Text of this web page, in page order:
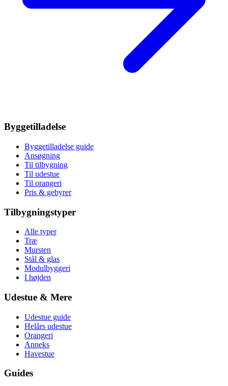
Byggetilladelse
Byggetilladelse guide
Ansøgning
Til tilbygning
Til udestue
Til orangeri
Pris & gebyrer
Tilbygningstyper
Alle typer
Træ
Mursten
Stål & glas
Modulbyggeri
I højden
Udestue & Mere
Udestue guide
Helårs udestue
Orangeri
Anneks
Havestue
Guides